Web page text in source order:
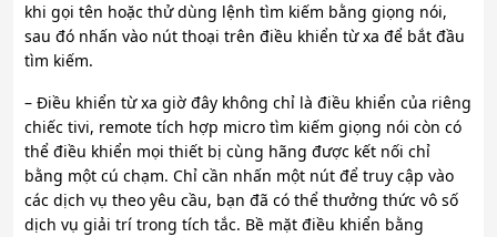
khi gọi tên hoặc thử dùng lệnh tìm kiếm bằng giọng nói,
sau đó nhấn vào nút thoại trên điều khiển từ xa để bắt đầu
tìm kiếm.
– Điều khiển từ xa giờ đây không chỉ là điều khiển của riêng
chiếc tivi, remote tích hợp micro tìm kiếm giọng nói còn có
thể điều khiển mọi thiết bị cùng hãng được kết nối chỉ
bằng một cú chạm. Chỉ cần nhấn một nút để truy cập vào
các dịch vụ theo yêu cầu, bạn đã có thể thưởng thức vô số
dịch vụ giải trí trong tích tắc. Bề mặt điều khiển bằng